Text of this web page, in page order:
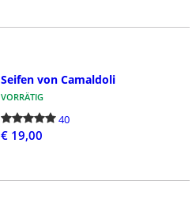
Seifen von Camaldoli
VORRÄTIG
40
€ 19,00